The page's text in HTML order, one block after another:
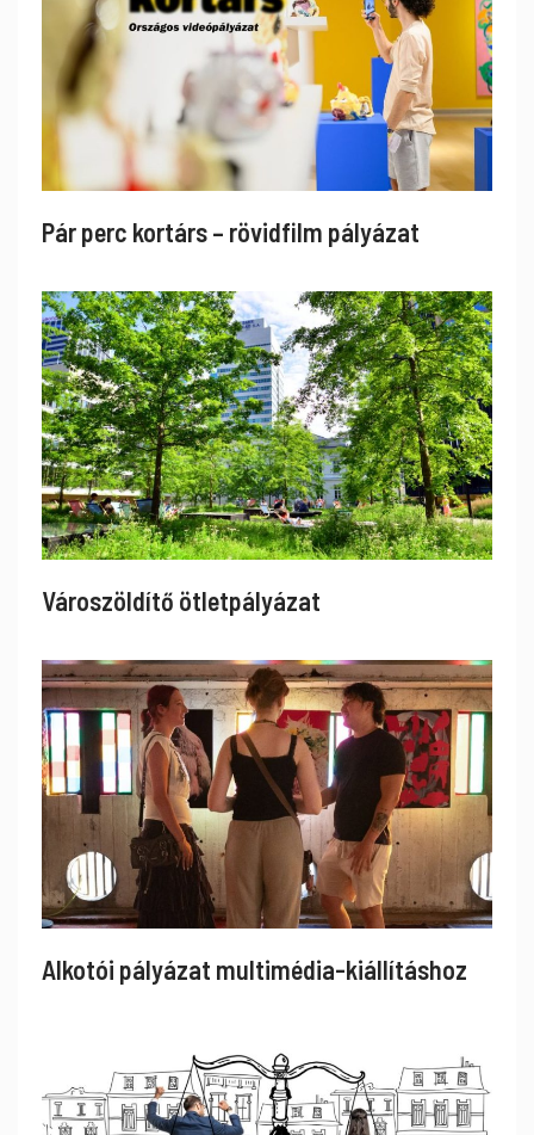
Pár perc kortárs – rövidfilm pályázat
Városzöldítő ötletpályázat
Alkotói pályázat multimédia-kiállításhoz